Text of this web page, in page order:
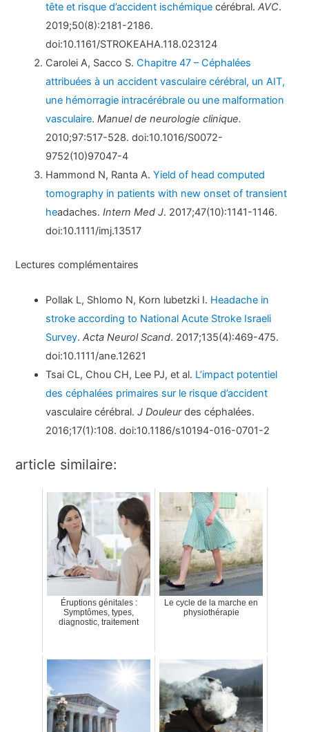
tête et risque d’accident ischémique cérébral.AVC.
2019;50(8):2181-2186.
doi:10.1161/STROKEAHA.118.023124
Carolei A, Sacco S.Chapitre 47 – Céphalées
attribuées à un accident vasculaire cérébral, un AIT,
une hémorragie intracérébrale ou une malformation
vasculaire.Manuel de neurologie clinique.
2010;97:517-528. doi:10.1016/S0072-
9752(10)97047-4
Hammond N, Ranta A.Yield of head computed
tomography in patients with new onset of transient
headaches.Intern Med J. 2017;47(10):1141-1146.
doi:10.1111/imj.13517
Lectures complémentaires
Pollak L, Shlomo N, Korn lubetzki I. Headache in
stroke according to National Acute Stroke Israeli
Survey.Acta Neurol Scand. 2017;135(4):469-475.
doi:10.1111/ane.12621
Tsai CL, Chou CH, Lee PJ, et al. L’impact potentiel
des céphalées primaires sur le risque d’accident
vasculaire cérébral.J Douleurdes céphalées.
2016;17(1):108. doi:10.1186/s10194-016-0701-2
article similaire:
Éruptions génitales :
Symptômes, types,
diagnostic, traitement
Le cycle de la marche en
physiothérapie